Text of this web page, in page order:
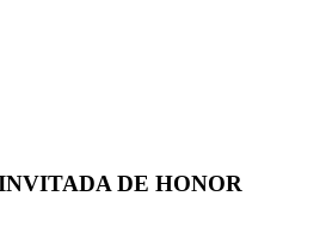
DE HONOR